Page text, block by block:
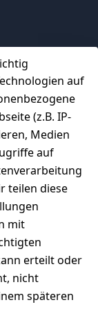
auf
(z.B. IP-
Medien
auf
teilen diese
mit
erteilt oder
nicht
späteren